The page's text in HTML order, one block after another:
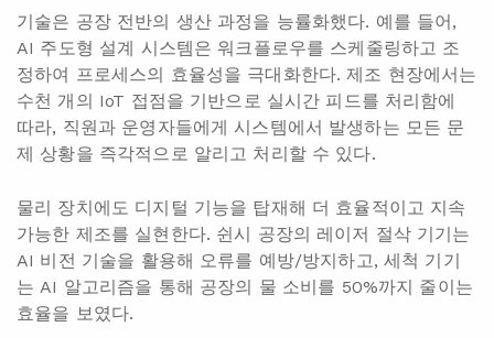
기술은 공장 전반의 생산 과정을 능률화했다. 예를 들어,
AI 주도형 설계 시스템은 워크플로우를 스케줄링하고 조
정하여 프로세스의 효율성을 극대화한다. 제조 현장에서는
수천 개의 IoT 접점을 기반으로 실시간 피드를 처리함에
따라, 직원과 운영자들에게 시스템에서 발생하는 모든 문
제 상황을 즉각적으로 알리고 처리할 수 있다.
물리 장치에도 디지털 기능을 탑재해 더 효율적이고 지속
가능한 제조를 실현한다. 쉰시 공장의 레이저 절삭 기기는
AI 비전 기술을 활용해 오류를 예방/방지하고, 세척 기기
는 AI 알고리즘을 통해 공장의 물 소비를 50%까지 줄이는
효율을 보였다.